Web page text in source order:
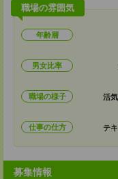
職場の雰囲気
年齢層
男女比率
職場の様子 活
仕事の仕方 テ
募集情報